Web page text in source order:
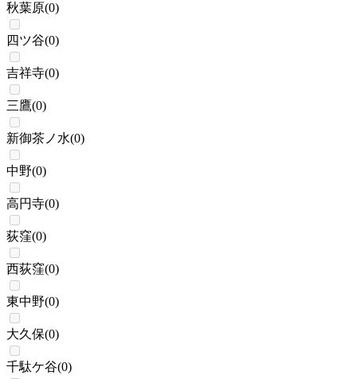
秋葉原(0)
四ツ谷(0)
吉祥寺(0)
三鷹(0)
新御茶ノ水(0)
中野(0)
高円寺(0)
荻窪(0)
西荻窪(0)
東中野(0)
大久保(0)
千駄ケ谷(0)